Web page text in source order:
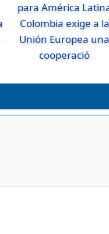
Colombia exige a la
Unión Europea una
cooperació